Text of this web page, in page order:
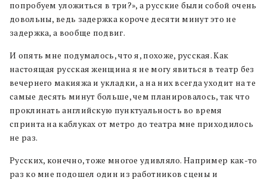
попробуем уложиться в три?», а русские были собой очень
довольны, ведь задержка короче десяти минут это не
задержка, а вообще подвиг.
И опять мне подумалось, что я, похоже, русская. Как
настоящая русская женщина я не могу явиться в театр без
вечернего макияжа и укладки, а на них всегда уходит на те
самые десять минут больше, чем планировалось, так что
проклинать английскую пунктуальность во время
спринта на каблуках от метро до театра мне приходилось
не раз.
Русских, конечно, тоже многое удивляло. Например как-то
раз ко мне подошел один из работников сцены и